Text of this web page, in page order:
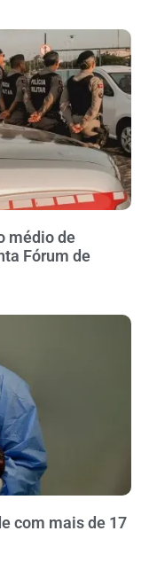
médio de
Fórum de
com mais de 17